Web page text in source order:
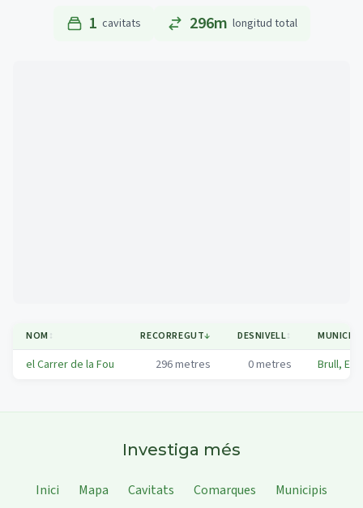
1 cavitats 296m longitud total
NOM ↕ RECORREGUT↓ DESNIVELL↕ MUNICIPI
el Carrer de la Fou 296metres 0metres Brull, El
Investiga més
Inici Mapa Cavitats Comarques Municipis